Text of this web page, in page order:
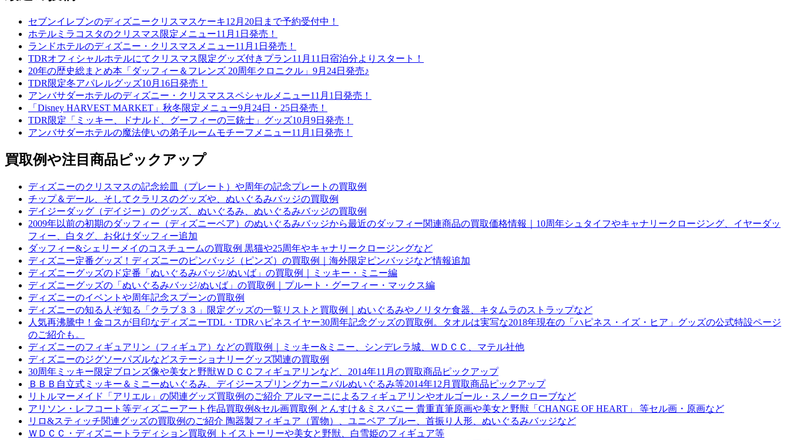
セブンイレブンのディズニークリスマスケーキ12月20日まで予約受付中！
ホテルミラコスタのクリスマス限定メニュー11月1日発売！
ランドホテルのディズニー・クリスマスメニュー11月1日発売！
TDRオフィシャルホテルにてクリスマス限定グッズ付きプラン11月11日宿泊分よりスタート！
20年の歴史総まとめ本「ダッフィー＆フレンズ 20周年クロニクル」9月24日発売♪
TDR限定冬アパレルグッズ10月16日発売！
アンバサダーホテルのディズニー・クリスマススペシャルメニュー11月1日発売！
「Disney HARVEST MARKET」秋冬限定メニュー9月24日・25日発売！
TDR限定「ミッキー、ドナルド、グーフィーの三銃士」グッズ10月9日発売！
アンバサダーホテルの魔法使いの弟子ルームモチーフメニュー11月1日発売！
買取例や注目商品ピックアップ
ディズニーのクリスマスの記念絵皿（プレート）や周年の記念プレートの買取例
チップ＆デール、そしてクラリスのグッズや、ぬいぐるみバッジの買取例
デイジーダッグ（デイジー）のグッズ、ぬいぐるみ、ぬいぐるみバッジの買取例
2009年以前の初期のダッフィー（ディズニーベア）のぬいぐるみバッジから最近のダッフィー関連商品の買取価格情報｜10周年シュタイフやキャナリークロージング、イヤーダッ
フィー、白タグ、お化けダッフィー追加
ダッフィー&シェリーメイのコスチュームの買取例 黒猫や25周年やキャナリークロージングなど
ディズニー定番グッズ！ディズニーのピンバッジ（ピンズ）の買取例｜海外限定ピンバッジなど情報追加
ディズニーグッズのド定番「ぬいぐるみバッジ/ぬいば」の買取例｜ミッキー・ミニー編
ディズニーグッズの「ぬいぐるみバッジ/ぬいば」の買取例｜プルート・グーフィー・マックス編
ディズニーのイベントや周年記念スプーンの買取例
ディズニーの知る人ぞ知る「クラブ３３」限定グッズの一覧リストと買取例｜ぬいぐるみやノリタケ食器、キタムラのストラップなど
人気再沸騰中！金コスが目印なディズニーTDL・TDRハピネスイヤー30周年記念グッズの買取例。タオルは実写な2018年現在の「ハピネス・イズ・ヒア」グッズの公式特設ページ
のご紹介も。
ディズニーのフィギュアリン（フィギュア）などの買取例｜ミッキー&ミニー、シンデレラ城、ＷＤＣＣ、マテル社他
ディズニーのジグソーパズルなどステーショナリーグッズ関連の買取例
30周年ミッキー限定ブロンズ像や美女と野獣ＷＤＣＣフィギュアリンなど、2014年11月の買取商品ピックアップ
ＢＢＢ自立式ミッキー＆ミニーぬいぐるみ、デイジースプリングカーニバルぬいぐるみ等2014年12月買取商品ピックアップ
リトルマーメイド「アリエル」の関連グッズ買取例のご紹介 アルマーニによるフィギュアリンやオルゴール・スノークローブなど
アリソン・レフコート等ディズニーアート作品買取例&セル画買取例 とんすけ＆ミスバニー 貴重直筆原画や美女と野獣「CHANGE OF HEART」 等セル画・原画など
リロ&スティッチ関連グッズの買取例のご紹介 陶器製フィギュア（置物）、ユニベア ブルー、首振り人形、ぬいぐるみバッジなど
ＷＤＣＣ・ディズニートラディション買取例 トイストーリーや美女と野獣、白雪姫のフィギュア等